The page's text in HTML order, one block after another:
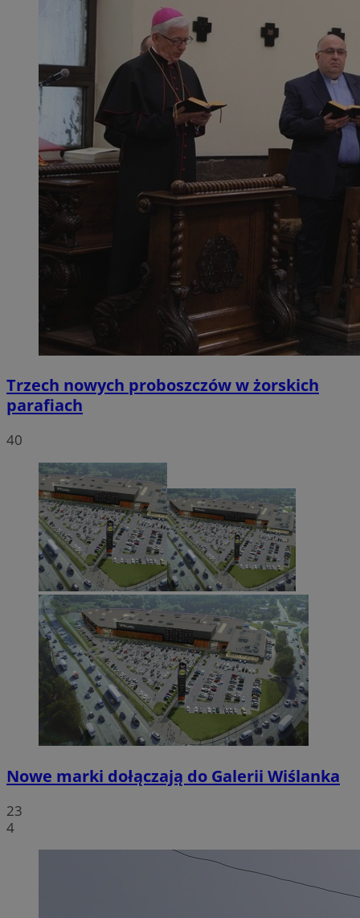
Trzech nowych proboszczów w żorskich
parafiach
40
Nowe marki dołączają do Galerii Wiślanka
23
4